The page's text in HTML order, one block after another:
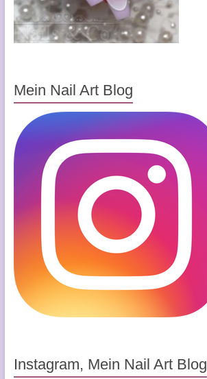
Mein Nail Art Blog
Instagram, Mein Nail Art Blog